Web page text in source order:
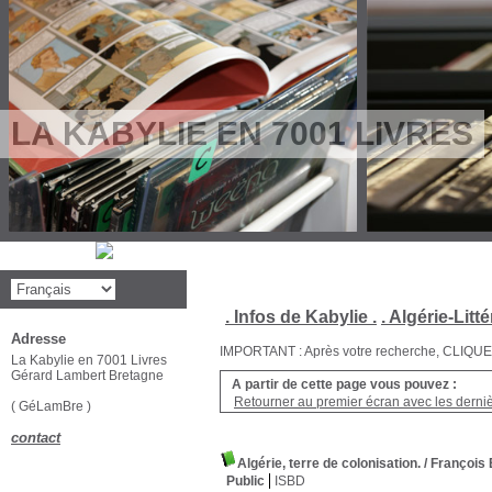
LA KABYLIE EN 7001 LIVRES
. Infos de Kabylie . . Algérie-
IMPORTANT : Après votre recherche,
A partir de cette page vous pouvez :
Retourner au premier écran avec les
Algérie, terre de colonisation. / François
Public
ISBD
Adresse
La Kabylie en 7001 Livres
Gérard Lambert Bretagne
( GéLamBre )
contact